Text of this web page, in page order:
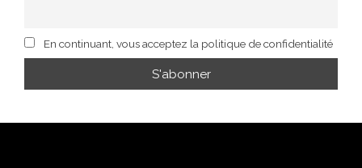
En continuant, vous acceptez la politique de confidentialité